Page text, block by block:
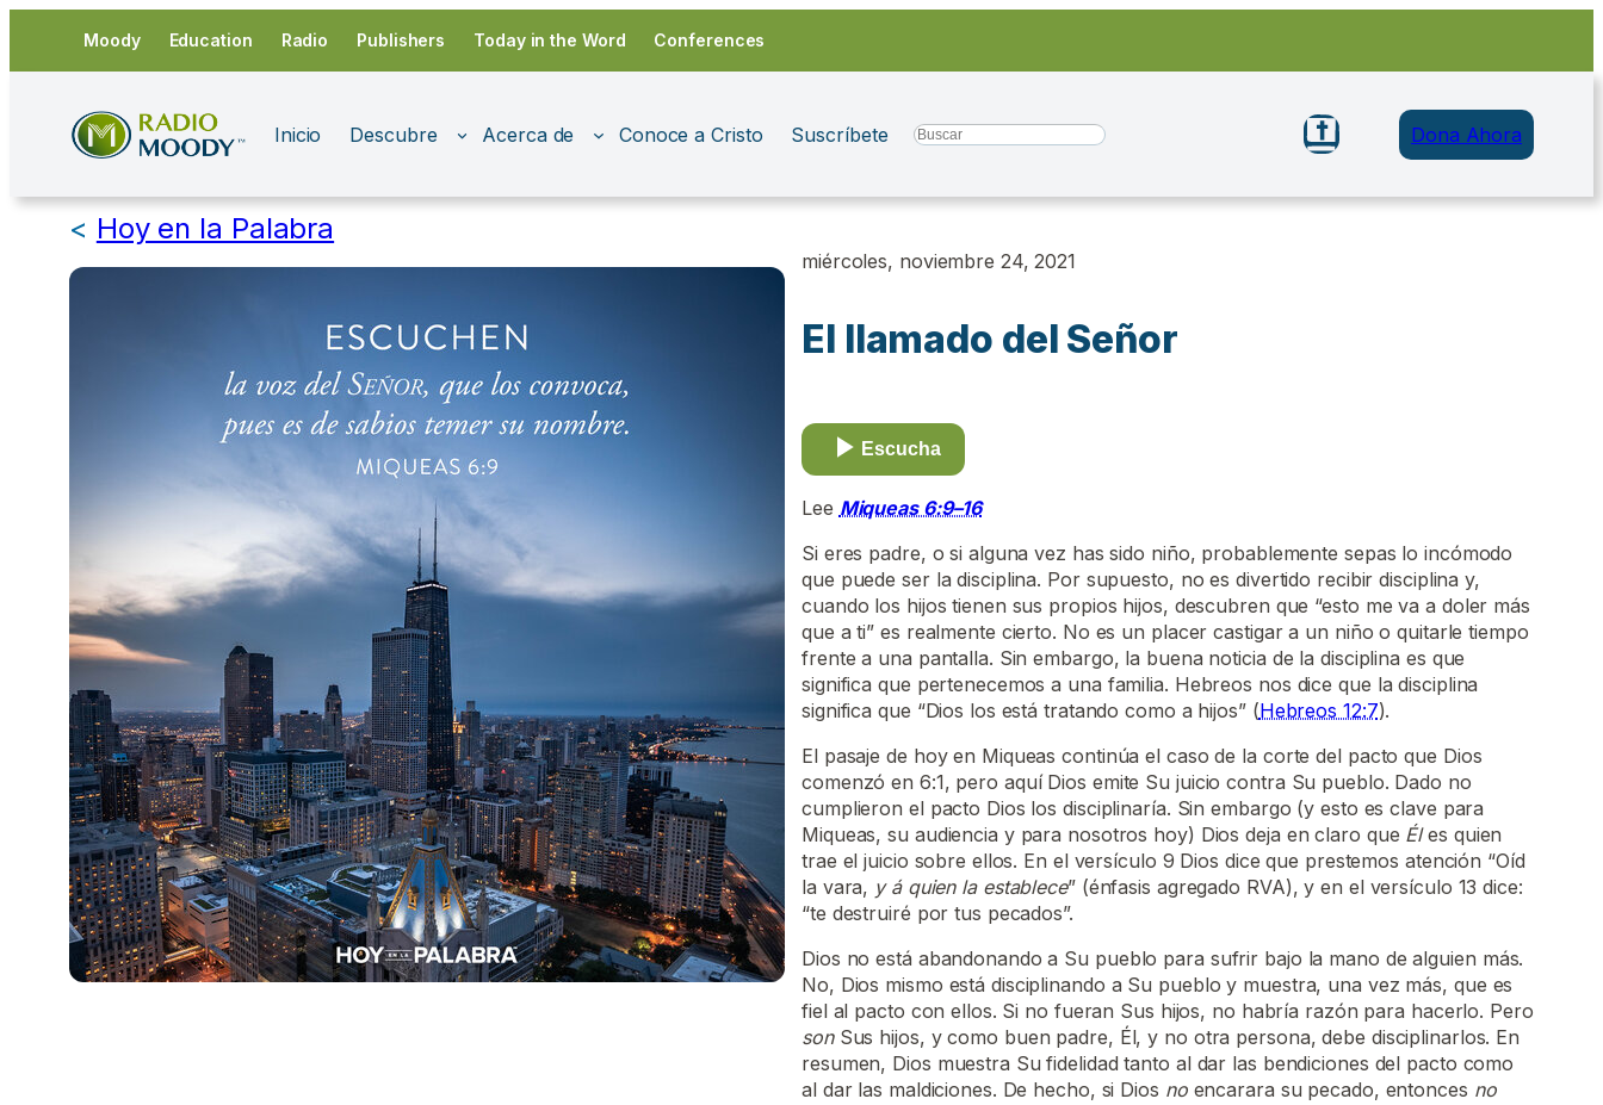
contenido
Moody Education Radio Publishers Today in the Word Conferences
Inicio Descubre Acerca de Conoce a Cristo Suscríbete Search Dona Ahora
< Hoy en la Palabra
miércoles, noviembre 24, 2021
El llamado del Señor
Escucha
Lee Miqueas 6:9–16
Si eres padre, o si alguna vez has sido niño, probablemente sepas lo incómodo
que puede ser la disciplina. Por supuesto, no es divertido recibir disciplina y,
cuando los hijos tienen sus propios hijos, descubren que “esto me va a doler más
que a ti” es realmente cierto. No es un placer castigar a un niño o quitarle tiempo
frente a una pantalla. Sin embargo, la buena noticia de la disciplina es que
significa que pertenecemos a una familia. Hebreos nos dice que la disciplina
significa que “Dios los está tratando como a hijos” (Hebreos 12:7).
El pasaje de hoy en Miqueas continúa el caso de la corte del pacto que Dios
comenzó en 6:1, pero aquí Dios emite Su juicio contra Su pueblo. Dado no
cumplieron el pacto Dios los disciplinaría. Sin embargo (y esto es clave para
Miqueas, su audiencia y para nosotros hoy) Dios deja en claro que Éles quien
trae el juicio sobre ellos. En el versículo 9 Dios dice que prestemos atención “Oíd
la vara, y á quien la establece” (énfasis agregado RVA), y en el versículo 13 dice:
“te destruiré por tus pecados”.
Dios no está abandonando a Su pueblo para sufrir bajo la mano de alguien más.
No, Dios mismo está disciplinando a Su pueblo y muestra, una vez más, que es
fiel al pacto con ellos. Si no fueran Sus hijos, no habría razón para hacerlo. Pero
sonSus hijos, y como buen padre, Él, y no otra persona, debe disciplinarlos. En
resumen, Dios muestra Su fidelidad tanto al dar las bendiciones del pacto como
al dar las maldiciones. De hecho, si Dios noencarara su pecado, entonces no